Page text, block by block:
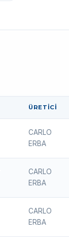
ÜRETICI
CARLO
ERBA
CARLO
ERBA
CARLO
ERBA